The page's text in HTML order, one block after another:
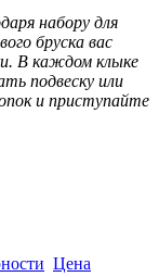
набору для
бруска вас
В каждом клыке
подвеску или
и приступайте
Цена